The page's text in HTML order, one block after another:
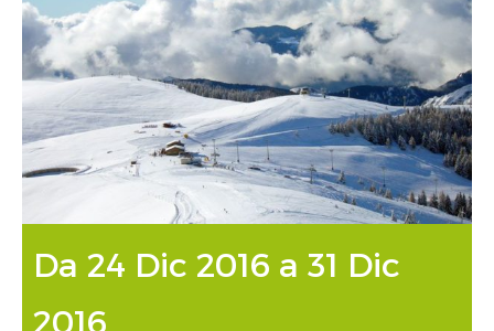
Da 24 Dic 2016 a 31 Dic
2016